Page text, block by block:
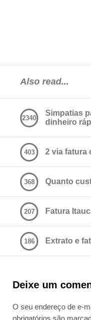
Also read...
Simpatias
dinheiro
2340
2 via fatura
403
Quanto
368
Fatura
207
Extrato e
186
Deixe um
O seu endereço de e-
obrigatórios são